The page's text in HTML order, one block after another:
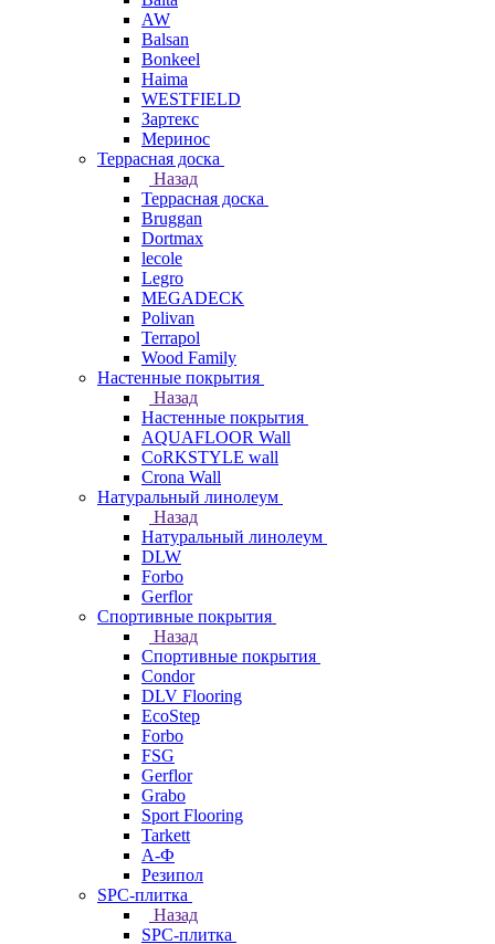
AW
Balsan
Bonkeel
Haima
WESTFIELD
Зартекс
Меринос
Террасная доска
Назад
Террасная доска
Bruggan
Dortmax
lecole
Legro
MEGADECK
Polivan
Terrapol
Wood Family
Настенные покрытия
Назад
Настенные покрытия
AQUAFLOOR Wall
CoRKSTYLE wall
Crona Wall
Натуральный линолеум
Назад
Натуральный линолеум
DLW
Forbo
Gerflor
Спортивные покрытия
Назад
Спортивные покрытия
Condor
DLV Flooring
EcoStep
Forbo
FSG
Gerflor
Grabo
Sport Flooring
Tarkett
А-Ф
Резипол
SPC-плитка
Назад
SPC-плитка